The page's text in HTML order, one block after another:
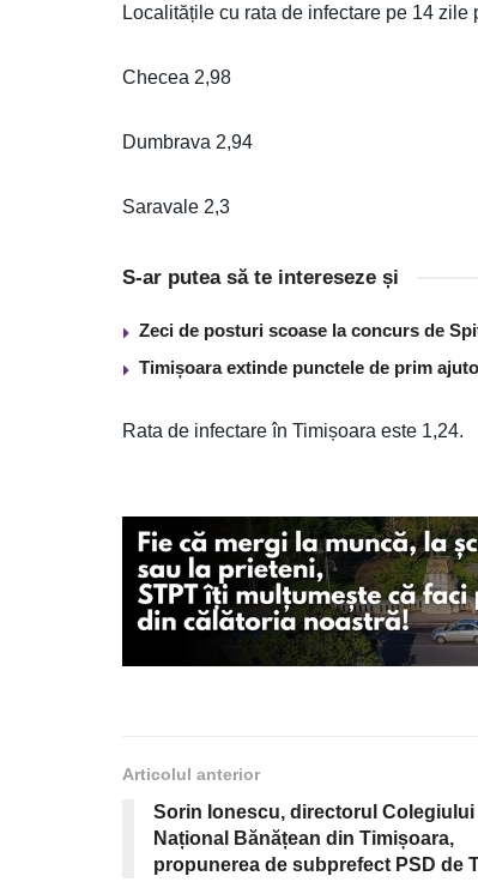
Localitățile cu rata de infectare pe 14
Checea 2,98
Dumbrava 2,94
Saravale 2,3
S-ar putea să te intereseze și
Zeci de posturi scoase la concurs de
Timișoara extinde punctele de prim
Rata de infectare în Timișoara este 1,24.
Articolul anterior
Sorin Ionescu, directorul Colegiului
Național Bănățean din Timișoara,
propunerea de subprefect PSD de